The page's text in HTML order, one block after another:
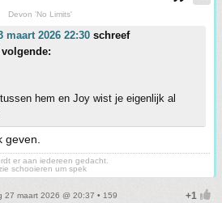
Devon 'No Limits'
maart 2026 22:30 schreef
volgende:
hem en Joy wist je eigenlijk al
geven.
er aan iedereen gedacht.
schooieren um spek
27 maart 2026 @ 20:37 • 159